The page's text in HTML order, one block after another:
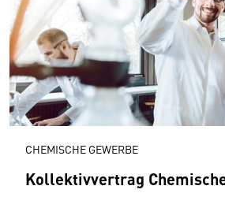
CHEMISCHE GEWERBE
Kollektivvertrag